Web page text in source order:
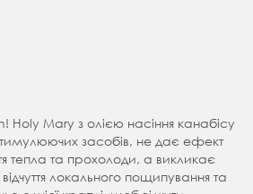
Holy Mary з олією насіння канабісу
засобів, не дає ефект
тепла та прохолоди, а викликає
відчуття локального пощипування та